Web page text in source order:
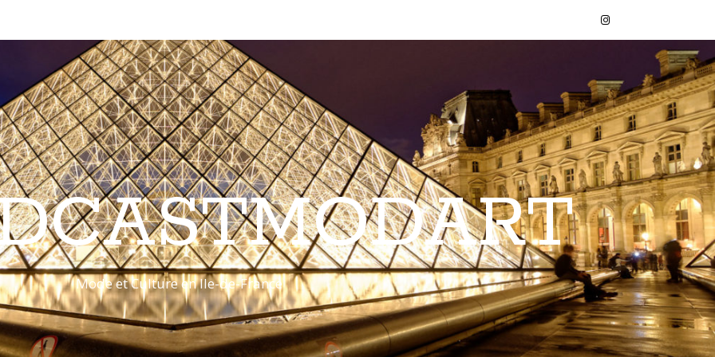
Mode et Culture en Ile-de-France